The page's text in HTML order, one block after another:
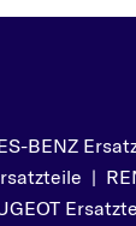
BENZ
|